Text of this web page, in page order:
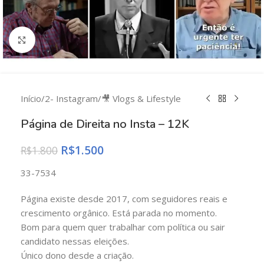
Clique para ampliar
Início/2- Instagram/🎥 Vlogs & Lifestyle
Página de Direita no Insta – 12K
R$1.800 R$1.500
33-7534
Página existe desde 2017, com seguidores reais e
crescimento orgânico. Está parada no momento.
Bom para quem quer trabalhar com política ou sair
candidato nessas eleições.
Único dono desde a criação.